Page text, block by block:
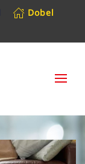
Dobel